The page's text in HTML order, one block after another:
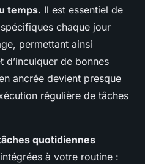
temps. Il est essentiel de
chaque jour
permettant ainsi
d’inculquer de bonnes
ancrée devient presque
régulière de tâches
quotidiennes
à votre routine :